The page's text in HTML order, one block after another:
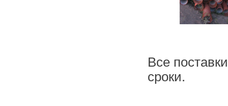
Все
сроки.